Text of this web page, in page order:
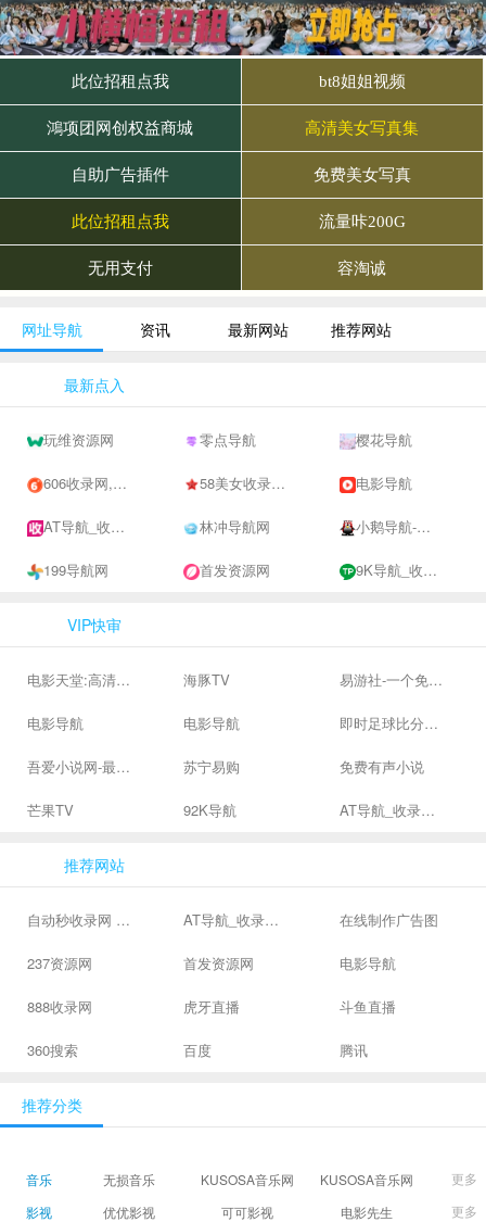
网址导航 资讯 最新网站 推荐网站
最新点入
玩维资源网 零点导航 樱花导航
606收录网,免费自动秒收录网址,提供自动收录,网站导航大全源码,自动链,友情链接交换。 58美女收录网-自动收录网站-流量交换-自动链 电影导航
AT导航_收录网_免费收录网站_自动收录网_秒收录 林冲导航网 小鹅导航-网站收录-自动收录网-网址收录-自动秒收录
199导航网 首发资源网 9K导航_收录网-网址收录-网址导航-收录网站-自助广告系统
VIP快审
电影天堂:高清电影下载,高品质生活 海豚TV 易游社-一个免费二次元游戏分享社区
电影导航 电影导航 即时足球比分直播-精准赛程赛果及角球数查询 | 让足球滚一会
吾爱小说网-最新热门免费小说阅读 苏宁易购 免费有声小说
芒果TV 92K导航 AT导航_收录网_免费收录网站_自动收录网_秒收录
推荐网站
自动秒收录网 - 自动秒收录-网站收录-收录网站-网址收录-秒收录 AT导航_收录网_免费收录网站_自动收录网_秒收录 在线制作广告图
237资源网 首发资源网 电影导航
888收录网 虎牙直播 斗鱼直播
360搜索 百度 腾讯
推荐分类
音乐 无损音乐 KUSOSA音乐网 KUSOSA音乐网
更多
影视
优优影视 可可影视 电影先生
更多